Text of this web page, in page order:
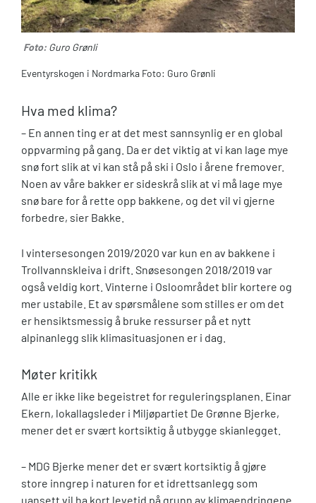
Foto: Guro Grønli
Eventyrskogen i Nordmarka Foto: Guro Grønli
Hva med klima?
– En annen ting er at det mest sannsynlig er en global
oppvarming på gang. Da er det viktig at vi kan lage mye
snø fort slik at vi kan stå på ski i Oslo i årene fremover.
Noen av våre bakker er sideskrå slik at vi må lage mye
snø bare for å rette opp bakkene, og det vil vi gjerne
forbedre, sier Bakke.
I vintersesongen 2019/2020 var kun en av bakkene i
Trollvannskleiva i drift. Snøsesongen 2018/2019 var
også veldig kort. Vinterne i Osloområdet blir kortere og
mer ustabile. Et av spørsmålene som stilles er om det
er hensiktsmessig å bruke ressurser på et nytt
alpinanlegg slik klimasituasjonen er i dag.
Møter kritikk
Alle er ikke like begeistret for reguleringsplanen. Einar
Ekern, lokallagsleder i Miljøpartiet De Grønne Bjerke,
mener det er svært kortsiktig å utbygge skianlegget.
– MDG Bjerke mener det er svært kortsiktig å gjøre
store inngrep i naturen for et idrettsanlegg som
uansett vil ha kort levetid på grunn av klimaendringene.